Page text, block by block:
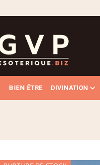
BIEN ÊTRE DIVINATION